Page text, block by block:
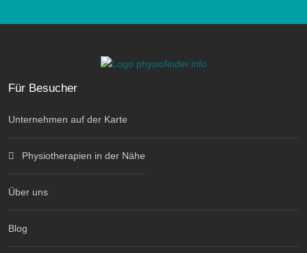
Für Besucher
Unternehmen auf der Karte
Physiotherapien in der Nähe
Über uns
Blog